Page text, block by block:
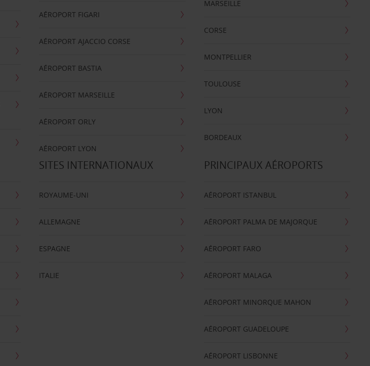
AÉROPORT FIGARI
AÉROPORT AJACCIO CORSE
AÉROPORT BASTIA
AÉROPORT MARSEILLE
AÉROPORT ORLY
AÉROPORT LYON
MARSEILLE
CORSE
MONTPELLIER
TOULOUSE
LYON
BORDEAUX
SITES INTERNATIONAUX
ROYAUME-UNI
ALLEMAGNE
ESPAGNE
ITALIE
PRINCIPAUX AÉROPORTS
AÉROPORT ISTANBUL
AÉROPORT PALMA DE MAJORQUE
AÉROPORT FARO
AÉROPORT MALAGA
AÉROPORT MINORQUE MAHON
AÉROPORT GUADELOUPE
AÉROPORT LISBONNE